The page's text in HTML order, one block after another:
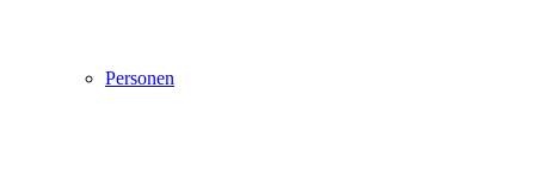
Personen